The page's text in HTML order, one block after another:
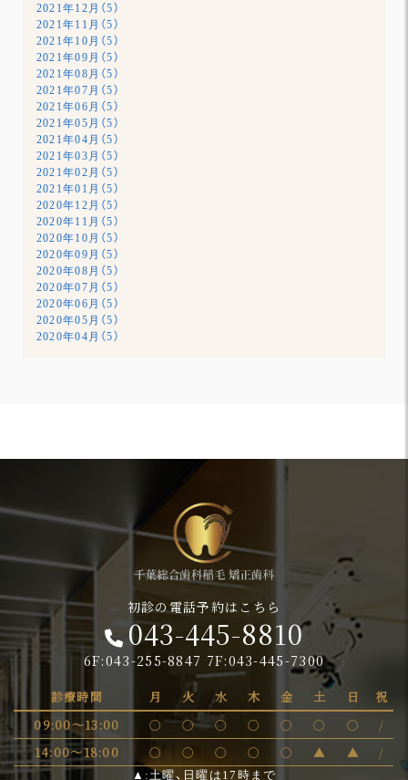
2021年12月（5）
2021年11月（5）
2021年10月（5）
2021年09月（5）
2021年08月（5）
2021年07月（5）
2021年06月（5）
2021年05月（5）
2021年04月（5）
2021年03月（5）
2021年02月（5）
2021年01月（5）
2020年12月（5）
2020年11月（5）
2020年10月（5）
2020年09月（5）
2020年08月（5）
2020年07月（5）
2020年06月（5）
2020年05月（5）
2020年04月（5）
初診の電話予約はこちら
043-445-8810
6F:043-255-8847 7F:043-445-7300
診療時間 月 火 水 木 金 土 日
祝
09:00～13:00
〇 〇 〇 〇 〇 〇 〇
/
14:00～18:00
〇 〇 〇 〇 〇 ▲ ▲ /
▲:土曜、日曜は17時まで